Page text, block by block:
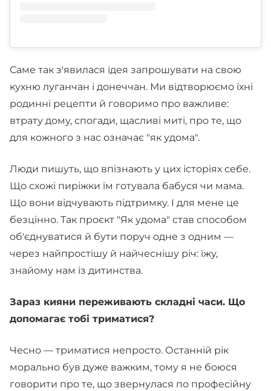
Саме так з'явилася ідея запрошувати на свою
кухню луганчан і донеччан. Ми відтворюємо їхні
родинні рецепти й говоримо про важливе:
втрату дому, спогади, щасливі миті, про те, що
для кожного з нас означає "як удома".
Люди пишуть, що впізнають у цих історіях себе.
Що схожі пиріжки їм готувала бабуся чи мама.
Що вони відчувають підтримку. І для мене це
безцінно. Так проєкт "Як удома" став способом
об'єднуватися й бути поруч одне з одним —
через найпростішу й найчеснішу річ: їжу,
знайому нам із дитинства.
Зараз кияни переживають складні часи. Що
допомагає тобі триматися?
Чесно — триматися непросто. Останній рік
морально був дуже важким, тому я не боюся
говорити про те, що звернулася по професійну